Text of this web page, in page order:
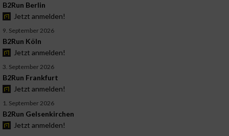
B2Run Berlin
Jetzt anmelden!
9. September 2026
B2Run Köln
Jetzt anmelden!
3. September 2026
B2Run Frankfurt
Jetzt anmelden!
1. September 2026
B2Run Gelsenkirchen
Jetzt anmelden!